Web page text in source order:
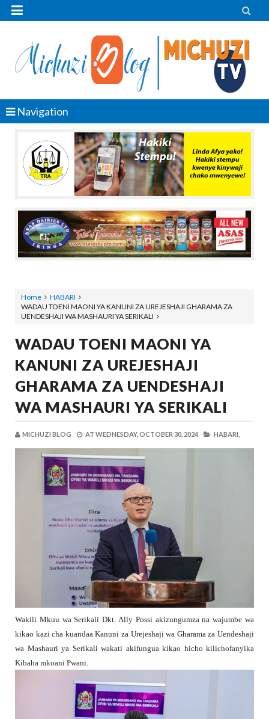
 
Navigation
Home
HABARI
WADAU TOENI MAONI YA KANUNI ZA UREJESHAJI GHARAMA ZA
UENDESHAJI WA MASHAURI YA SERIKALI
WADAU TOENI MAONI YA
KANUNI ZA UREJESHAJI
GHARAMA ZA UENDESHAJI
WA MASHAURI YA SERIKALI
MICHUZI BLOG AT WEDNESDAY, OCTOBER 30, 2024 HABARI,
Wakili Mkuu wa Serikali Dkt. Ally Possi akizungumza na wajumbe wa
kikao kazi cha kuandaa Kanuni za Urejeshaji wa Gharama za Uendeshaji
wa Mashauri ya Serikali wakati akifungua kikao hicho kilichofanyika
Kibaha mkoani Pwani.